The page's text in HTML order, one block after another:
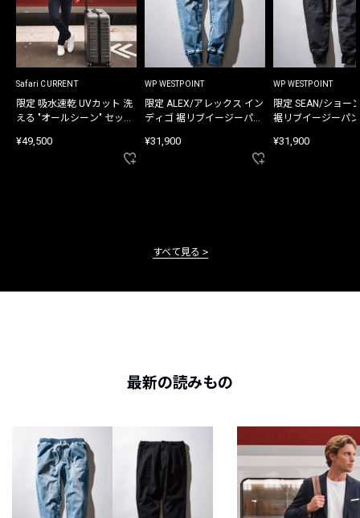
Safari CURRENT
限定 吸水速乾 UVカット 洗
える "オールシーン" セット
¥49,500
WP WESTPOINT
限定 ALEX/アレックス イン
ディゴ 裾リブイージーパン
¥31,900
WP WESTPOINT
限定 SEAN/ショー
裾リブイージーパ
¥31,900
すべて見る
最新の読みもの